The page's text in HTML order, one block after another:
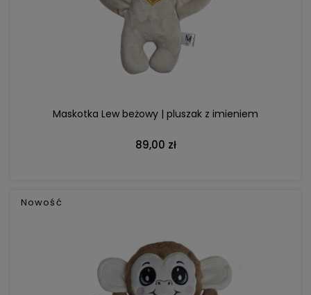
Maskotka Lew beżowy | pluszak z imieniem
89,00 zł
Nowość